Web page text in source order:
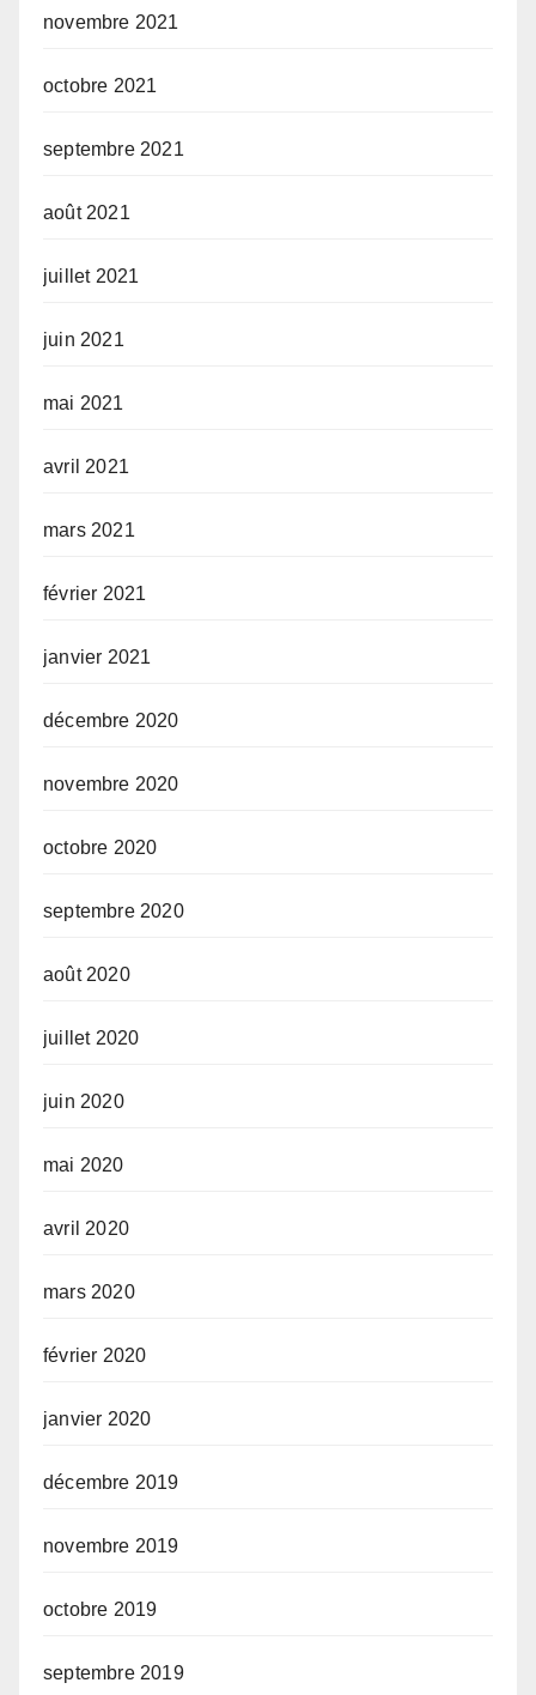
novembre 2021
octobre 2021
septembre 2021
août 2021
juillet 2021
juin 2021
mai 2021
avril 2021
mars 2021
février 2021
janvier 2021
décembre 2020
novembre 2020
octobre 2020
septembre 2020
août 2020
juillet 2020
juin 2020
mai 2020
avril 2020
mars 2020
février 2020
janvier 2020
décembre 2019
novembre 2019
octobre 2019
septembre 2019